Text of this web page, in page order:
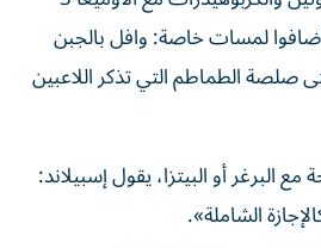
لمسات خاصة: وافل بالجبن
صلصة الطماطم التي تذكر اللاعبين
البرغر أو البيتزا، يقول إسبيلاند:
الشاملة».